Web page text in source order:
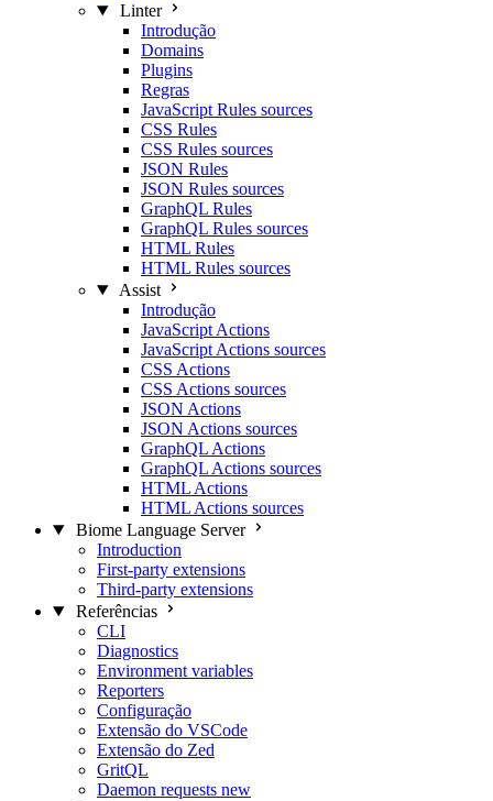
Linter
Introdução
Domains
Plugins
Regras
JavaScript Rules sources
CSS Rules
CSS Rules sources
JSON Rules
JSON Rules sources
GraphQL Rules
GraphQL Rules sources
HTML Rules
HTML Rules sources
Assist
Introdução
JavaScript Actions
JavaScript Actions sources
CSS Actions
CSS Actions sources
JSON Actions
JSON Actions sources
GraphQL Actions
GraphQL Actions sources
HTML Actions
HTML Actions sources
Biome Language Server
Introduction
First-party extensions
Third-party extensions
Referências
CLI
Diagnostics
Environment variables
Reporters
Configuração
Extensão do VSCode
Extensão do Zed
GritQL
Daemon requests new